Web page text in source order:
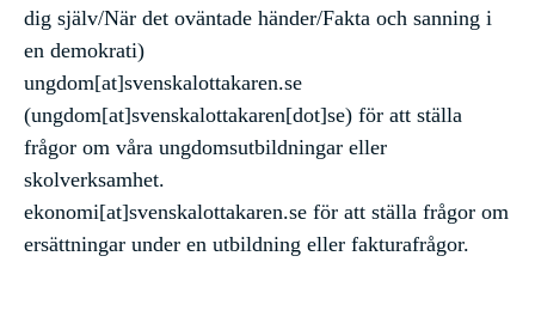
dig själv/När det oväntade händer/Fakta och sanning i
en demokrati)
ungdom[at]svenskalottakaren.se
(ungdom[at]svenskalottakaren[dot]se) för att ställa
frågor om våra ungdomsutbildningar eller
skolverksamhet.
ekonomi[at]svenskalottakaren.se för att ställa frågor om
ersättningar under en utbildning eller fakturafrågor.